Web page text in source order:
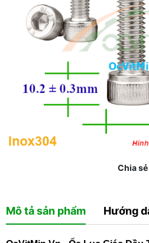
Chia sẻ
Mô tả sản phẩm Hướng